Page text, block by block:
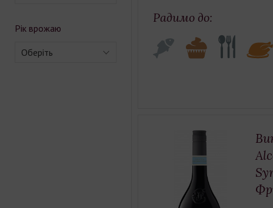
Рік врожаю
Оберіть
Радимо до: